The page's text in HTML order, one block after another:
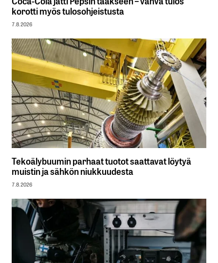
korotti myös tulosohjeistusta
7.8.2026
Tekoälybuumin parhaat tuotot saattavat löytyä
muistin ja sähkön niukkuudesta
7.8.2026